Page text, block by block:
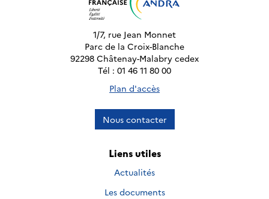
1/7, rue Jean Monnet
Parc de la Croix-Blanche
92298 Châtenay-Malabry cedex
Tél : 01 46 11 80 00
Plan d'accès
Nous contacter
Liens utiles
Actualités
Les documents